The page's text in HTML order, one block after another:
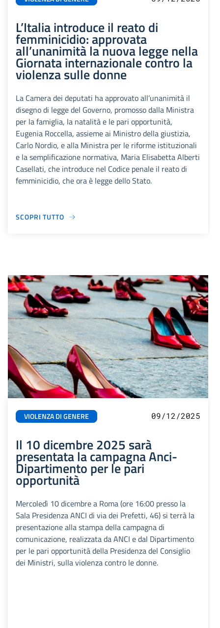
L’Italia introduce il reato di
femminicidio: approvata
all’unanimità la nuova legge nella
Giornata internazionale contro la
violenza sulle donne
La Camera dei deputati ha approvato all’unanimità il
disegno di legge del Governo, promosso dalla Ministra
per la famiglia, la natalità e le pari opportunità,
Eugenia Roccella, assieme ai Ministro della giustizia,
Carlo Nordio, e alla Ministra per le riforme istituzionali
e la semplificazione normativa, Maria Elisabetta Alberti
Casellati, che introduce nel Codice penale il reato di
femminicidio, che ora è legge dello Stato.
SCOPRI TUTTO
VIOLENZA DI GENERE 09/12/2025
Il 10 dicembre 2025 sarà
presentata la campagna Anci-
Dipartimento per le pari
opportunità
Mercoledì 10 dicembre a Roma (ore 16:00 presso la
Sala Presidenza ANCI di via dei Prefetti, 46) si terrà la
presentazione alla stampa della campagna di
comunicazione, realizzata da ANCI e dal Dipartimento
per le pari opportunità della Presidenza del Consiglio
dei Ministri, sulla violenza contro le donne.